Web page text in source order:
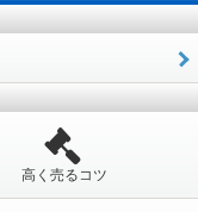
高く売るコツ